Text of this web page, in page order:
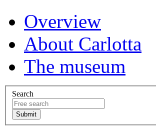
Overview
About Carlotta
The museum
Search